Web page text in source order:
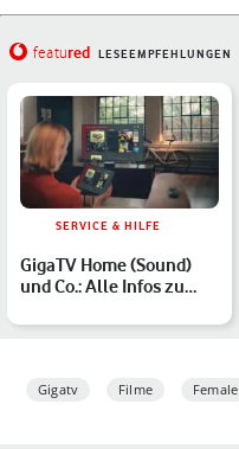
featured LESEEMPFEHLUNGEN
SERVICE & HILFE
GigaTV Home (Sound)
und Co.: Alle Infos zu
Entertainment-…
Gigatv Filme Female